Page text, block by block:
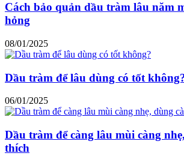
Cách bảo quản dầu tràm lâu năm
hỏng
08/01/2025
Dầu tràm để lâu dùng có tốt
06/01/2025
Dầu tràm để càng lâu mùi càng
thích